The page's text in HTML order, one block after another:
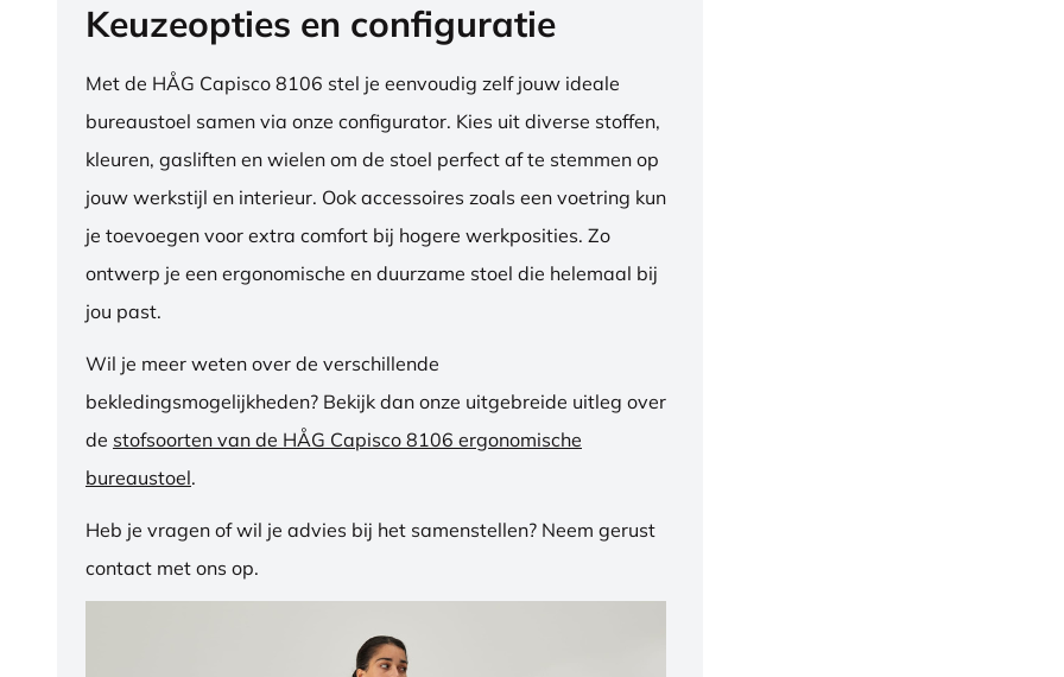
Keuzeopties en configuratie
Met de HÅG Capisco 8106 stel je eenvoudig zelf jouw ideale
bureaustoel samen via onze configurator. Kies uit diverse stoffen,
kleuren, gasliften en wielen om de stoel perfect af te stemmen op
jouw werkstijl en interieur. Ook accessoires zoals een voetring kun
je toevoegen voor extra comfort bij hogere werkposities. Zo
ontwerp je een ergonomische en duurzame stoel die helemaal bij
jou past.
Wil je meer weten over de verschillende
bekledingsmogelijkheden? Bekijk dan onze uitgebreide uitleg over
de stofsoorten van de HÅG Capisco 8106 ergonomische
bureaustoel.
Heb je vragen of wil je advies bij het samenstellen? Neem gerust
contact met ons op.